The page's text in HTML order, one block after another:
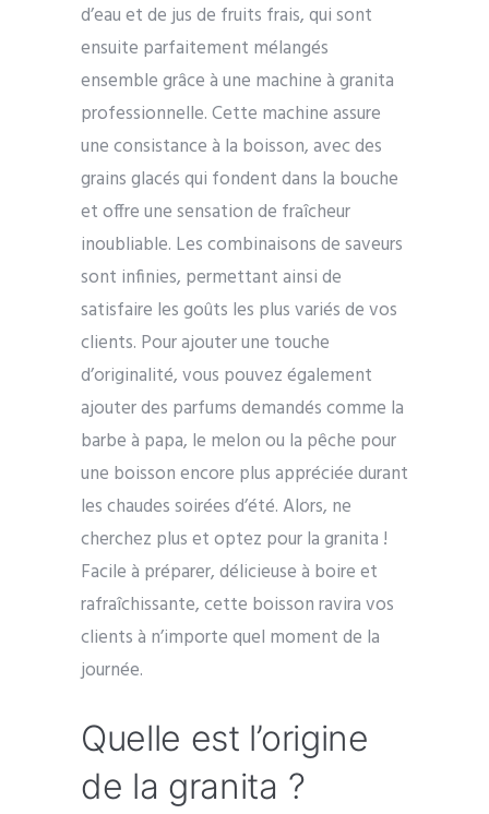
d’eau et de jus de fruits frais, qui sont
ensuite parfaitement mélangés
ensemble grâce à une machine à granita
professionnelle. Cette machine assure
une consistance à la boisson, avec des
grains glacés qui fondent dans la bouche
et offre une sensation de fraîcheur
inoubliable. Les combinaisons de saveurs
sont infinies, permettant ainsi de
satisfaire les goûts les plus variés de vos
clients. Pour ajouter une touche
d’originalité, vous pouvez également
ajouter des parfums demandés comme la
barbe à papa, le melon ou la pêche pour
une boisson encore plus appréciée durant
les chaudes soirées d’été. Alors, ne
cherchez plus et optez pour la granita !
Facile à préparer, délicieuse à boire et
rafraîchissante, cette boisson ravira vos
clients à n’importe quel moment de la
journée.
Quelle est l’origine
de la granita ?